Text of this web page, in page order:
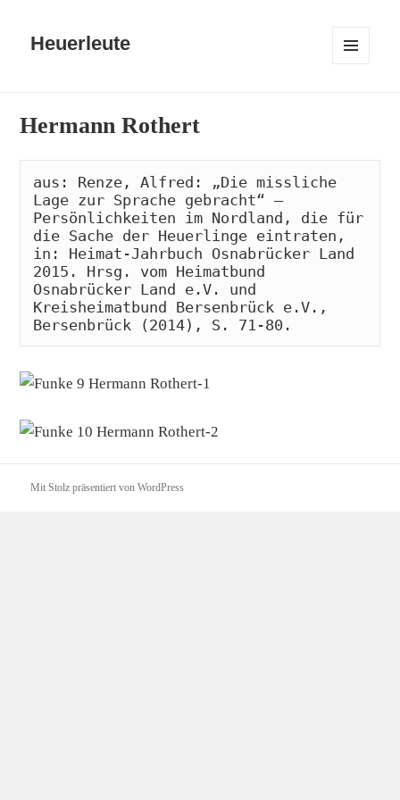
Heuerleute
Hermann Rothert
aus: Renze, Alfred: „Die missliche
Lage zur Sprache gebracht“ –
Persönlichkeiten im Nordland, die für
die Sache der Heuerlinge eintraten,
in: Heimat-Jahrbuch Osnabrücker Land
2015. Hrsg. vom Heimatbund
Osnabrücker Land e.V. und
Kreisheimatbund Bersenbrück e.V.,
Bersenbrück (2014), S. 71-80.
Mit Stolz präsentiert von WordPress